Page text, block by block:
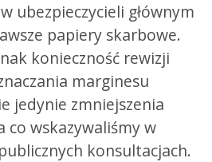
ubezpieczycieli głównym
papiery skarbowe.
konieczność rewizji
marginesu
jedynie zmniejszenia
co wskazywaliśmy w
konsultacjach.